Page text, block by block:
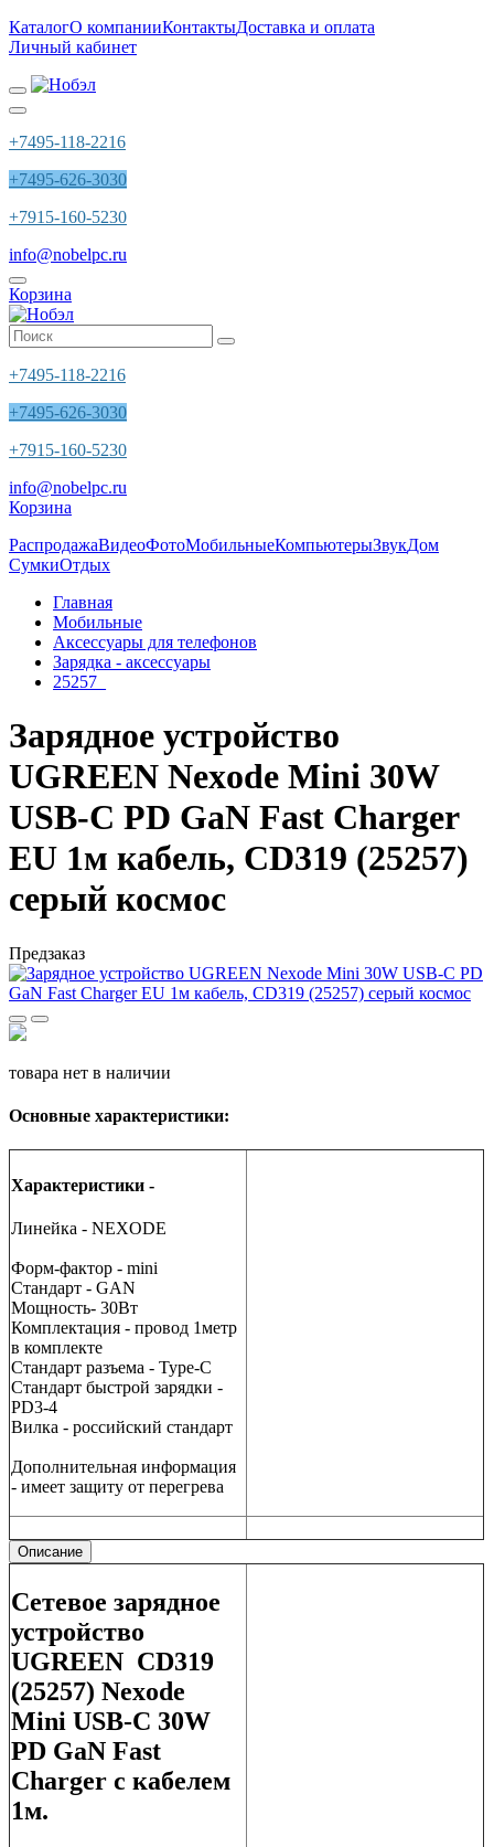
КаталогО компанииКонтактыДоставка и оплата
Личный кабинет
+7495-118-2216
+7495-626-3030
+7915-160-5230
info@nobelpc.ru
Корзина
+7495-118-2216
+7495-626-3030
+7915-160-5230
info@nobelpc.ru
Корзина
РаспродажаВидеоФотоМобильныеКомпьютерыЗвукДом
СумкиОтдых
Главная
Мобильные
Аксессуары для телефонов
Зарядка - аксессуары
25257_
Зарядное устройство
UGREEN Nexode Mini 30W
USB-C PD GaN Fast Charger
EU 1м кабель, CD319 (25257)
серый космос
Предзаказ
товара нет в наличии
Основные характеристики:
Характеристики -
Линейка - NEXODE
Форм-фактор - mini
Стандарт - GAN
Мощность- 30Вт
Комплектация - провод 1метр
в комплекте
Стандарт разъема - Type-C
Стандарт быстрой зарядки -
PD3-4
Вилка - российский стандарт
Дополнительная информация
- имеет защиту от перегрева
Описание
Сетевое зарядное
устройство
UGREEN CD319
(25257) Nexode
Mini USB-C 30W
PD GaN Fast
Charger с кабелем
1м.